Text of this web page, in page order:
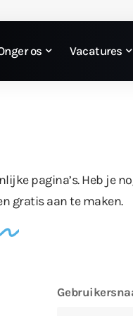
os Vacatures
pagina’s. Heb je
gratis aan te maken.